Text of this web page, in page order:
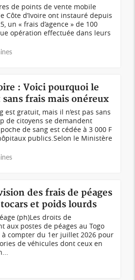
de points de vente mobile
Côte d’Ivoire ont instauré depuis
un « frais d’agence » de 100
opération effectuée dans leurs
: Voici pourquoi le
sans frais mais onéreux
est gratuit, mais il n’est pas sans
de citoyens se demandent
de sang est cédée à 3 000 F
publics.Selon le Ministère
des frais de péages
et poids lourds
(ph)Les droits de
aux postes de péages au Togo
compter du 1er juillet 2026 pour
de véhicules dont ceux en